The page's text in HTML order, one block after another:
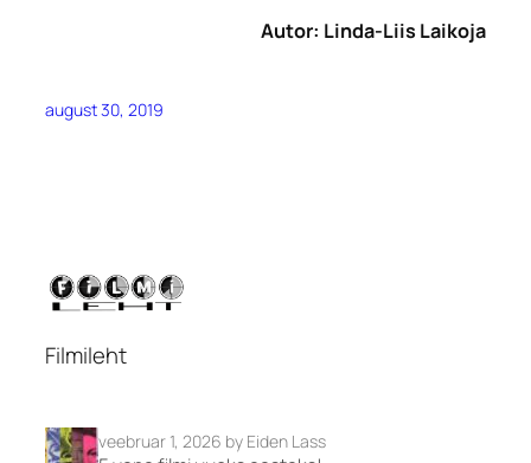
Autor: Linda-Liis Laikoja
august 30, 2019
Filmileht
veebruar 1, 2026 by Eiden Lass